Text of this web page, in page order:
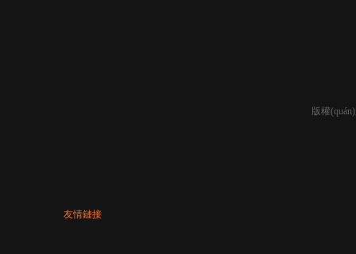
版權
友情鏈接